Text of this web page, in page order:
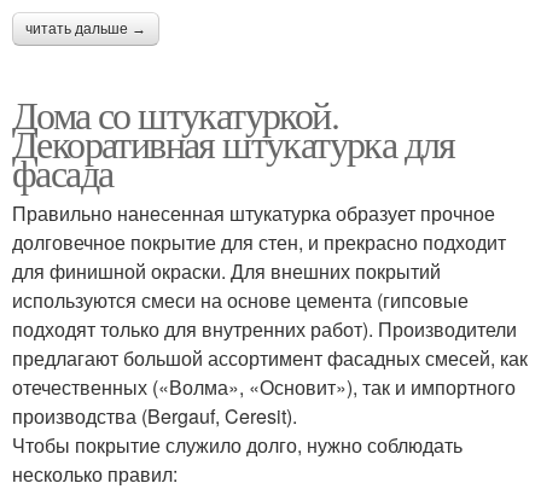
читать дальше →
Дома со штукатуркой.
Декоративная штукатурка для
фасада
Правильно нанесенная штукатурка образует прочное
долговечное покрытие для стен, и прекрасно подходит
для финишной окраски. Для внешних покрытий
используются смеси на основе цемента (гипсовые
подходят только для внутренних работ). Производители
предлагают большой ассортимент фасадных смесей, как
отечественных («Волма», «Основит»), так и импортного
производства (Bergauf, Ceresit).
Чтобы покрытие служило долго, нужно соблюдать
несколько правил: